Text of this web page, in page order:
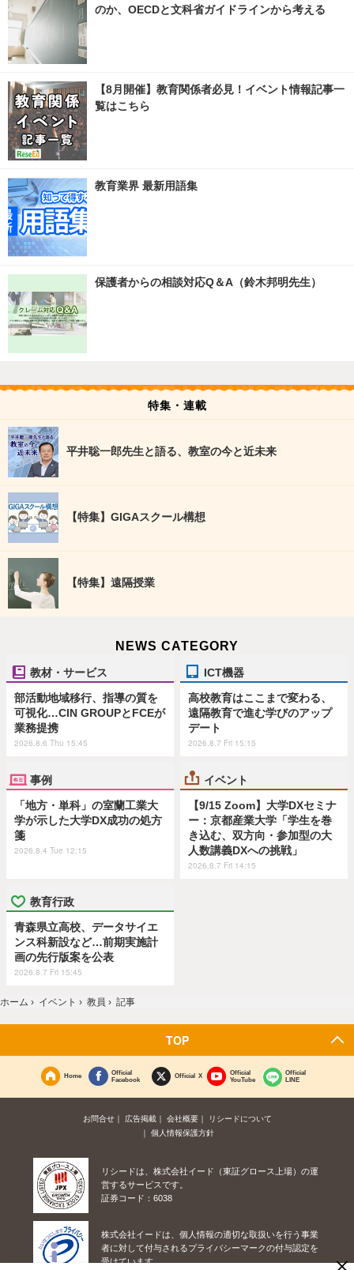
のか、OECDと文科省ガイドラインから考える
【8月開催】教育関係者必見！イベント情報記事一
覧はこちら
教育業界 最新用語集
保護者からの相談対応Q＆A（鈴木邦明先生）
特集・連載
平井聡一郎先生と語る、教室の今と近未来
【特集】GIGAスクール構想
【特集】遠隔授業
NEWS CATEGORY
教材・サービス
部活動地域移行、指導の質を
可視化…CIN GROUPとFCEが
業務提携
2026.8.6 Thu 15:45
ICT機器
高校教育はここまで変わる、
遠隔教育で進む学びのアップ
デート
2026.8.7 Fri 15:15
事例
「地方・単科」の室蘭工業大
学が示した大学DX成功の処方
箋
2026.8.4 Tue 12:15
イベント
【9/15 Zoom】大学DXセミナ
ー：京都産業大学「学生を巻
き込む、双方向・参加型の大
人数講義DXへの挑戦」
2026.8.7 Fri 14:15
教育行政
青森県立高校、データサイエ
ンス科新設など…前期実施計
画の先行版案を公表
2026.8.7 Fri 15:45
ホーム › イベント › 教員 › 記事
TOP
Home
Official
Facebook
Official X
Official
YouTube
Official
LINE
お問合せ 広告掲載 会社概要
リシードについて
個人情報保護方針
リシードは、株式会社イード（東証グロース上場）の運
営するサービスです。
証券コード：6038
株式会社イードは、個人情報の適切な取扱いを行う事業
者に対して付与されるプライバシーマークの付与認定を
受けています。